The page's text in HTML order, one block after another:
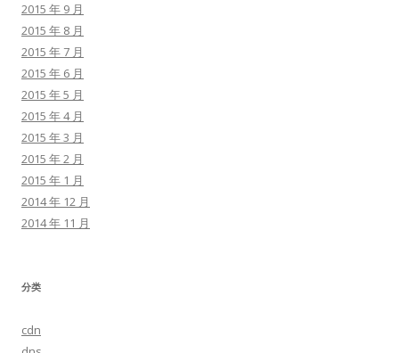
2015 年 9 月
2015 年 8 月
2015 年 7 月
2015 年 6 月
2015 年 5 月
2015 年 4 月
2015 年 3 月
2015 年 2 月
2015 年 1 月
2014 年 12 月
2014 年 11 月
分类
cdn